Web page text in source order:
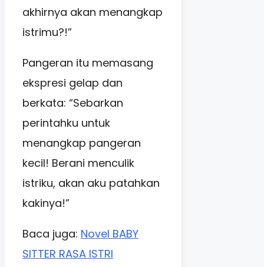
akhirnya akan menangkap
istrimu?!”
Pangeran itu memasang
ekspresi gelap dan
berkata: “Sebarkan
perintahku untuk
menangkap pangeran
kecil! Berani menculik
istriku, akan aku patahkan
kakinya!”
Baca juga: Novel BABY
SITTER RASA ISTRI